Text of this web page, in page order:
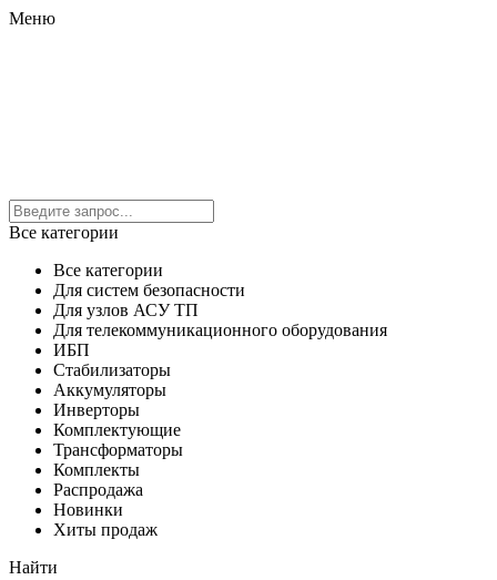
Меню
Все категории
Все категории
Для систем безопасности
Для узлов АСУ ТП
Для телекоммуникационного оборудования
ИБП
Стабилизаторы
Аккумуляторы
Инверторы
Комплектующие
Трансформаторы
Комплекты
Распродажа
Новинки
Хиты продаж
Найти